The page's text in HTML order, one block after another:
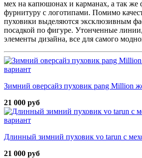
мех на капюшонах и карманах, а так
фурнитуру с логотипами. Помимо
пуховики выделяются эксклюзивным
посадкой по фигуре. Утонченные
элементы дизайна, все для самого
вариант
Зимний оверсайз пуховик pang Million
21 000 руб
вариант
Длинный зимний пуховик vo tarun с
21 000 руб